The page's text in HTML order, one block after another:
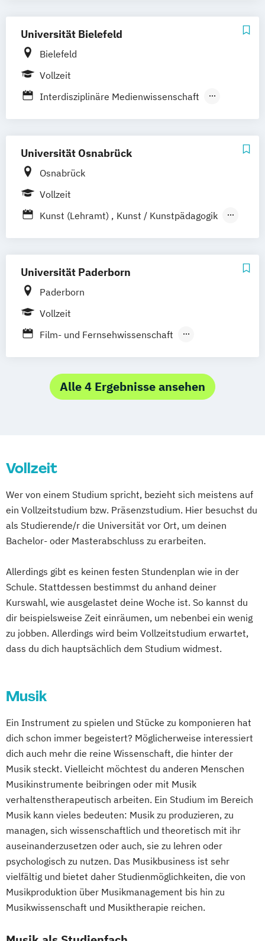
Kommunikationsmanagement
Musikerziehung (verschiedene
Studienrichtungen)
Universität Bielefeld
Bielefeld
Vollzeit
Interdisziplinäre Medienwissenschaft
Universität Osnabrück
Osnabrück
Vollzeit
Kunst (Lehramt)
Kunst / Kunstpädagogik
kulturgeschichtlichen Kontext
Universität Paderborn
Paderborn
Vollzeit
Film- und Fernsehwissenschaft
Musikwissenschaft
Musikwissenschaft (Master Kultur und
Detmold/Paderborn)
Zusatzqualifikation
(Musikwissenschaftliches Seminar
Detmold/Paderborn)
Alle 4 Ergebnisse ansehen
Vollzeit
Wer von einem Studium spricht, bezieht sich meistens auf
ein Vollzeitstudium bzw. Präsenzstudium. Hier besuchst du
als Studierende/r die Universität vor Ort, um deinen
Bachelor- oder Masterabschluss zu erarbeiten.
Allerdings gibt es keinen festen Stundenplan wie in der
Schule. Stattdessen bestimmst du anhand deiner
Kurswahl, wie ausgelastet deine Woche ist. So kannst du
dir beispielsweise Zeit einräumen, um nebenbei ein wenig
zu jobben. Allerdings wird beim Vollzeitstudium erwartet,
dass du dich hauptsächlich dem Studium widmest.
Musik
Ein Instrument zu spielen und Stücke zu komponieren hat
dich schon immer begeistert? Möglicherweise interessiert
dich auch mehr die reine Wissenschaft, die hinter der
Musik steckt. Vielleicht möchtest du anderen Menschen
Musikinstrumente beibringen oder mit Musik
verhaltenstherapeutisch arbeiten. Ein Studium im Bereich
Musik kann vieles bedeuten: Musik zu produzieren, zu
managen, sich wissenschaftlich und theoretisch mit ihr
auseinanderzusetzen oder auch, sie zu lehren oder
psychologisch zu nutzen. Das Musikbusiness ist sehr
vielfältig und bietet daher Studienmöglichkeiten, die von
Musikproduktion über Musikmanagement bis hin zu
Musikwissenschaft und Musiktherapie reichen.